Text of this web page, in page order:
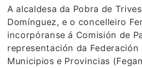
A alcaldesa da Pobra de
Domínguez, e o concelleiro
incorpóranse á Comisión de
representación da Federación
Municipios e Provincias